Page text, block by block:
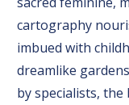
cartography
imbued with
dreamlike
by specialists,